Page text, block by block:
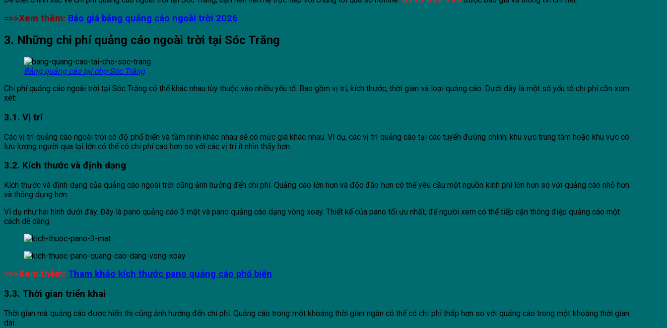
=>>Xem thêm: Báo giá bảng quảng cáo ngoài trời 2026
3. Những chi phí quảng cáo ngoài trời tại Sóc Trăng
Bảng quảng cáo tại chợ Sóc Trăng
Chi phí quảng cáo ngoài trời tại Sóc Trăng có thể khác nhau tùy thuộc vào nhiều yếu tố. Bao gồm vị trí, kích thước, thời gian và loại quảng cáo. Dưới đây là một số yếu tố chi phí cần xem
xét:
3.1. Vị trí
Các vị trí quảng cáo ngoài trời có độ phổ biến và tầm nhìn khác nhau sẽ có mức giá khác nhau. Ví dụ, các vị trí quảng cáo tại các tuyến đường chính; khu vực trung tâm hoặc khu vực có
lưu lượng người qua lại lớn có thể có chi phí cao hơn so với các vị trí ít nhìn thấy hơn.
3.2. Kích thước và định dạng
Kích thước và định dạng của quảng cáo ngoài trời cũng ảnh hưởng đến chi phí. Quảng cáo lớn hơn và độc đáo hơn có thể yêu cầu một nguồn kinh phí lớn hơn so với quảng cáo nhỏ hơn
và thông dụng hơn.
Ví dụ như hai hình dưới đây. Đây là pano quảng cáo 3 mặt và pano quảng cáo dạng vòng xoay. Thiết kế của pano tối ưu nhất, để người xem có thể tiếp cận thông điệp quảng cáo một
cách dễ dàng.
=>>Xem thêm: Tham khảo kích thước pano quảng cáo phổ biến
3.3. Thời gian triển khai
Thời gian mà quảng cáo được hiển thị cũng ảnh hưởng đến chi phí. Quảng cáo trong một khoảng thời gian ngắn có thể có chi phí thấp hơn so với quảng cáo trong một khoảng thời gian
dài.